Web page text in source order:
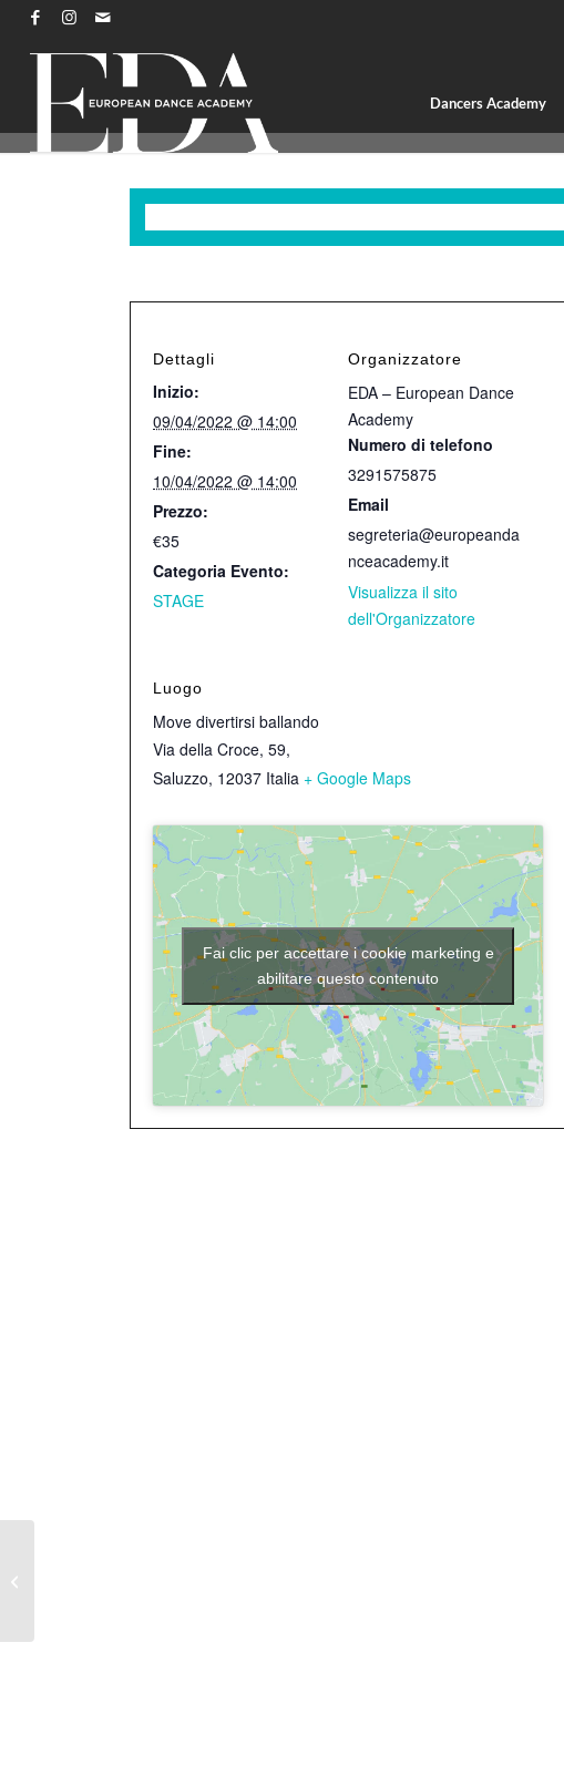
Dancers Academy
Dettagli
Inizio:
09/04/2022 @ 14:00
Fine:
10/04/2022 @ 14:00
Prezzo:
€35
Categoria Evento:
STAGE
Organizzatore
EDA – European Dance
Academy
Numero di telefono
3291575875
Email
segreteria@europeanda
nceacademy.it
Visualizza il sito
dell'Organizzatore
Luogo
Move divertirsi ballando
Via della Croce, 59,
Saluzzo, 12037 Italia + Google Maps
Fai clic per accettare i cookie marketing e
abilitare questo contenuto